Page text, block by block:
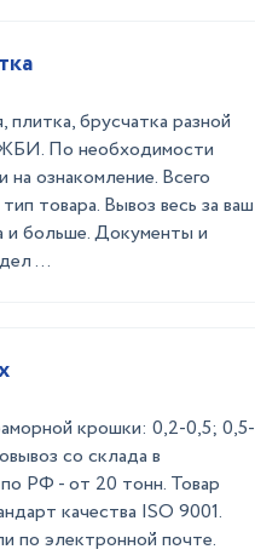
брусчатка разной
ЖБИ. По необходимости
ознакомление. Всего
товара. Вывоз весь за ваш
и больше. Документы и
...
крошки: 0,2-0,5; 0,5-
со склада в
РФ - от 20 тонн. Товар
качества ISO 9001.
по электронной почте.